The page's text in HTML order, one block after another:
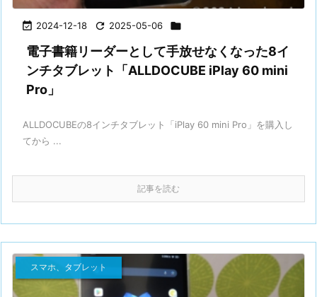
 2024-12-18  2025-05-06 
電子書籍リーダーとして手放せなくなった8イ
ンチタブレット「ALLDOCUBE iPlay 60 mini
Pro」
ALLDOCUBEの8インチタブレット「iPlay 60 mini Pro」を購入し
てから ...
記事を読む
スマホ、タブレット